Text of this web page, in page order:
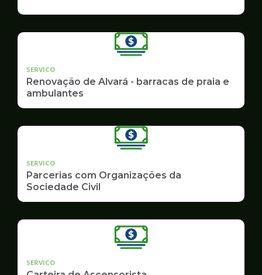
SERVICO
Renovação de Alvará - barracas de praia e
ambulantes
SERVICO
Parcerias com Organizações da
Sociedade Civil
SERVICO